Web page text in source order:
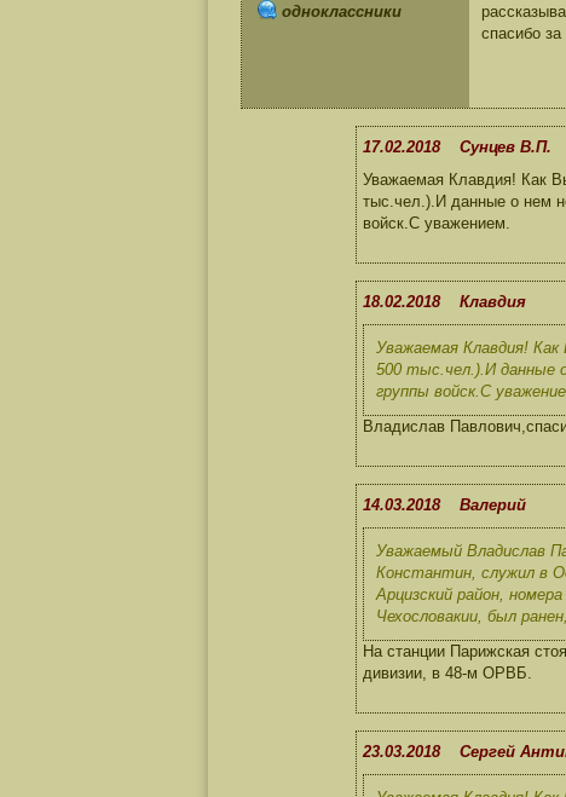
одноклассники
спасибо за
17.02.2018 Сунцев В.П.
Уважаемая Клавдия! Как
тыс.чел.).И данные о нем
войск.С уважением.
18.02.2018 Клавдия
Уважаемая Клавдия!
500 тыс.чел.).И данные
группы войск.С
Владислав
14.03.2018 Валерий
Уважаемый Владислав
Константин, служил в
Арцизский район,
Чехословакии, был
На станции Парижская
дивизии, в 48-м ОРВБ.
23.03.2018 Сергей